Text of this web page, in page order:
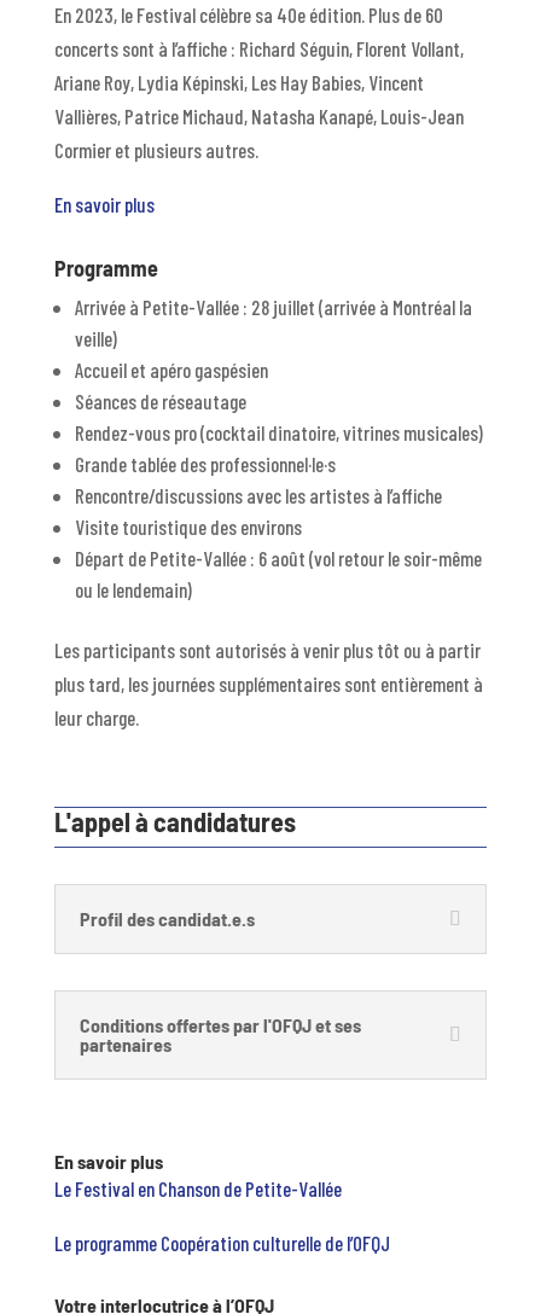
En 2023, le Festival célèbre sa 40e édition. Plus de 60
concerts sont à l’affiche : Richard Séguin, Florent Vollant,
Ariane Roy, Lydia Képinski, Les Hay Babies, Vincent
Vallières, Patrice Michaud, Natasha Kanapé, Louis-Jean
Cormier et plusieurs autres.
En savoir plus
Programme
Arrivée à Petite-Vallée : 28 juillet (arrivée à Montréal la
veille)
Accueil et apéro gaspésien
Séances de réseautage
Rendez-vous pro (cocktail dinatoire, vitrines musicales)
Grande tablée des professionnel·le·s
Rencontre/discussions avec les artistes à l’affiche
Visite touristique des environs
Départ de Petite-Vallée : 6 août (vol retour le soir-même
ou le lendemain)
Les participants sont autorisés à venir plus tôt ou à partir
plus tard, les journées supplémentaires sont entièrement à
leur charge.
L'appel à candidatures
Profil des candidat.e.s
Conditions offertes par l'OFQJ et ses
partenaires
En savoir plus
Le Festival en Chanson de Petite-Vallée
Le programme Coopération culturelle de l’OFQJ
Votre interlocutrice à l’OFQJ